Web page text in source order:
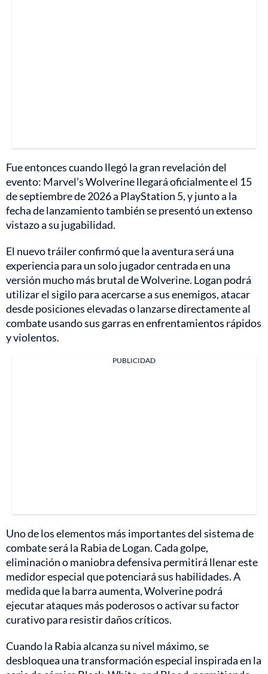
Fue entonces cuando llegó la gran revelación del
evento: Marvel’s Wolverine llegará oficialmente el 15
de septiembre de 2026 a PlayStation 5, y junto a la
fecha de lanzamiento también se presentó un extenso
vistazo a su jugabilidad.
El nuevo tráiler confirmó que la aventura será una
experiencia para un solo jugador centrada en una
versión mucho más brutal de Wolverine. Logan podrá
utilizar el sigilo para acercarse a sus enemigos, atacar
desde posiciones elevadas o lanzarse directamente al
combate usando sus garras en enfrentamientos rápidos
y violentos.
PUBLICIDAD
Uno de los elementos más importantes del sistema de
combate será la Rabia de Logan. Cada golpe,
eliminación o maniobra defensiva permitirá llenar este
medidor especial que potenciará sus habilidades. A
medida que la barra aumenta, Wolverine podrá
ejecutar ataques más poderosos o activar su factor
curativo para resistir daños críticos.
Cuando la Rabia alcanza su nivel máximo, se
desbloquea una transformación especial inspirada en la